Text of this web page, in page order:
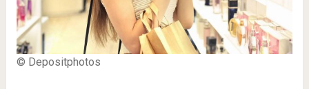
© Depositphotos